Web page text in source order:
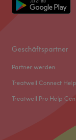
Geschäftspartner
Partner werden
Treatwell Connect
Treatwell Pro Help